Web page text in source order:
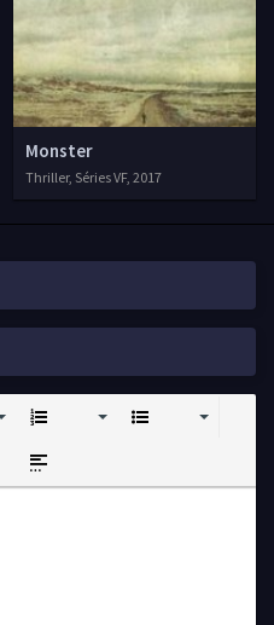
Monster
Thriller, Séries VF, 2017
text
Quote
Insert spoiler